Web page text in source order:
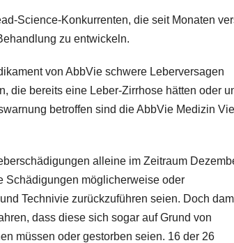
Science-Konkurrenten, die seit Monaten
zu entwickeln.
von AbbVie schwere Leberversagen
die bereits eine Leber-Zirrhose hätten oder
betroffen sind die AbbVie Medizin
alleine im Zeitraum
Schädigungen möglicherweise oder
Technivie zurückzuführen seien. Doch
dass diese sich sogar auf Grund von
müssen oder gestorben seien. 16 der 26